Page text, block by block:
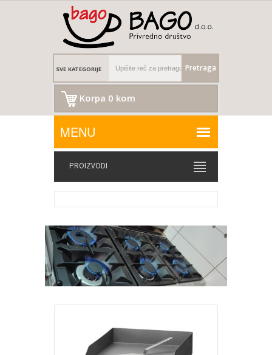
Pretraga
Korpa 0 kom
PROIZVODI